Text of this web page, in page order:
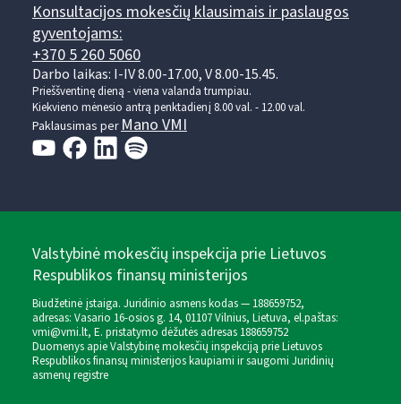
Konsultacijos mokesčių klausimais ir paslaugos
gyventojams:
+370 5 260 5060
Darbo laikas: I-IV 8.00-17.00, V 8.00-15.45.
Prieššventinę dieną - viena valanda trumpiau.
Kiekvieno mėnesio antrą penktadienį 8.00 val. - 12.00 val.
Paklausimas perMano VMI
Valstybinė mokesčių inspekcija prie Lietuvos
Respublikos finansų ministerijos
Biudžetinė įstaiga. Juridinio asmens kodas — 188659752,
adresas: Vasario 16-osios g. 14, 01107 Vilnius, Lietuva, el.paštas:
vmi@vmi.lt, E. pristatymo dėžutės adresas 188659752
Duomenys apie Valstybinę mokesčių inspekciją prie Lietuvos
Respublikos finansų ministerijos kaupiami ir saugomi Juridinių
asmenų registre